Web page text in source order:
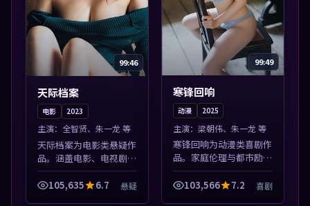
99:46
天际档案
电影 2023
主演： 全智贤、朱一龙 等
天际档案为电影类悬疑作
品。涵盖电影、电视剧与
综艺节目，国产精品与海
外佳作并陈，免费在线点
105,635 6.7 悬疑
99:49
寒锋回响
动漫 2025
主演： 梁朝伟、朱一龙 等
寒锋回响为动漫类喜剧作
品。家庭伦理与都市励志
题材丰富，高清免费在线
播放，适合全年龄段观
103,566 7.2 喜剧